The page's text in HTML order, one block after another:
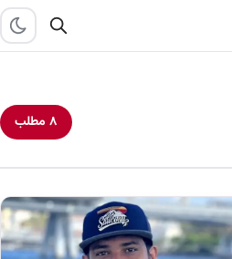
۸ مطلب